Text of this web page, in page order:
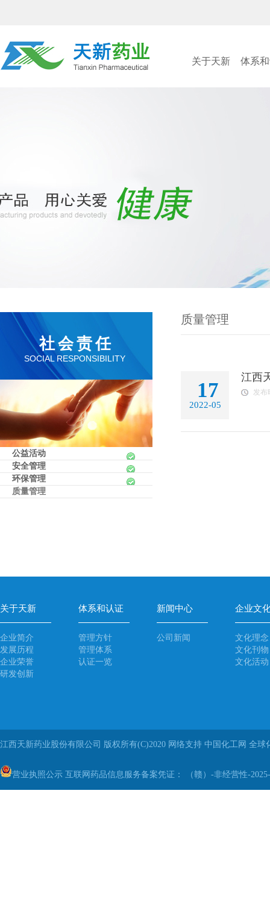
关于天新 体系
社会责任
SOCIAL RESPONSIBILITY
公益活动
安全管理
环保管理
质量管理
质量管理
17
2022-05
江西
发布
关于天新
企业简介
发展历程
企业荣誉
研发创新
体系和认证
管理方针
管理体系
认证一览
新闻中心
公司新闻
企业文
文化理念
文化刊物
文化活动
江西天新药业股份有限公司 版权所有(C)2020 网络支持 中国化工网 全球
营业执照公示 互联网药品信息服务备案凭证： （赣）-非经营性-